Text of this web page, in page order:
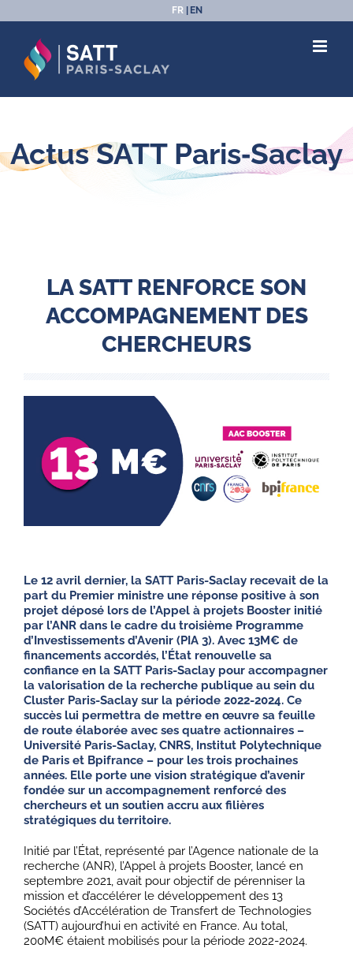
au
contenu
FR EN
Actus SATT Paris‑Saclay
LA SATT RENFORCE SON
ACCOMPAGNEMENT DES
CHERCHEURS
Le 12 avril dernier, la SATT Paris-Saclay recevait de la
part du Premier ministre une réponse positive à son
projet déposé lors de l’Appel à projets Booster initié
par l’ANR dans le cadre du troisième Programme
d’Investissements d’Avenir (PIA 3). Avec 13M€ de
financements accordés, l’État renouvelle sa
confiance en la SATT Paris-Saclay pour accompagner
la valorisation de la recherche publique au sein du
Cluster Paris-Saclay sur la période 2022-2024. Ce
succès lui permettra de mettre en œuvre sa feuille
de route élaborée avec ses quatre actionnaires –
Université Paris-Saclay, CNRS, Institut Polytechnique
de Paris et Bpifrance – pour les trois prochaines
années. Elle porte une vision stratégique d’avenir
fondée sur un accompagnement renforcé des
chercheurs et un soutien accru aux filières
stratégiques du territoire.
Initié par l’État, représenté par l’Agence nationale de la
recherche (ANR), l’Appel à projets Booster, lancé en
septembre 2021, avait pour objectif de pérenniser la
mission et d’accélérer le développement des 13
Sociétés d’Accélération de Transfert de Technologies
(SATT) aujourd’hui en activité en France. Au total,
200M€ étaient mobilisés pour la période 2022-2024.